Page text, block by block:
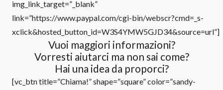
img_link_target=”_blank”
link=”https://www.paypal.com/cgi-bin/webscr?cmd=_s-
xclick&hosted_button_id=W3S4YMW5GJD34&source=url”]
Vuoi maggiori informazioni?
Vorresti aiutarci ma non sai come?
Hai una idea da proporci?
[vc_btn title=”Chiama!” shape=”square” color=”sandy-